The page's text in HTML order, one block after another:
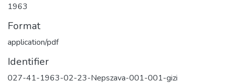
1963
Format
application/pdf
Identifier
027-41-1963-02-23-Nepszava-001-001-gizi